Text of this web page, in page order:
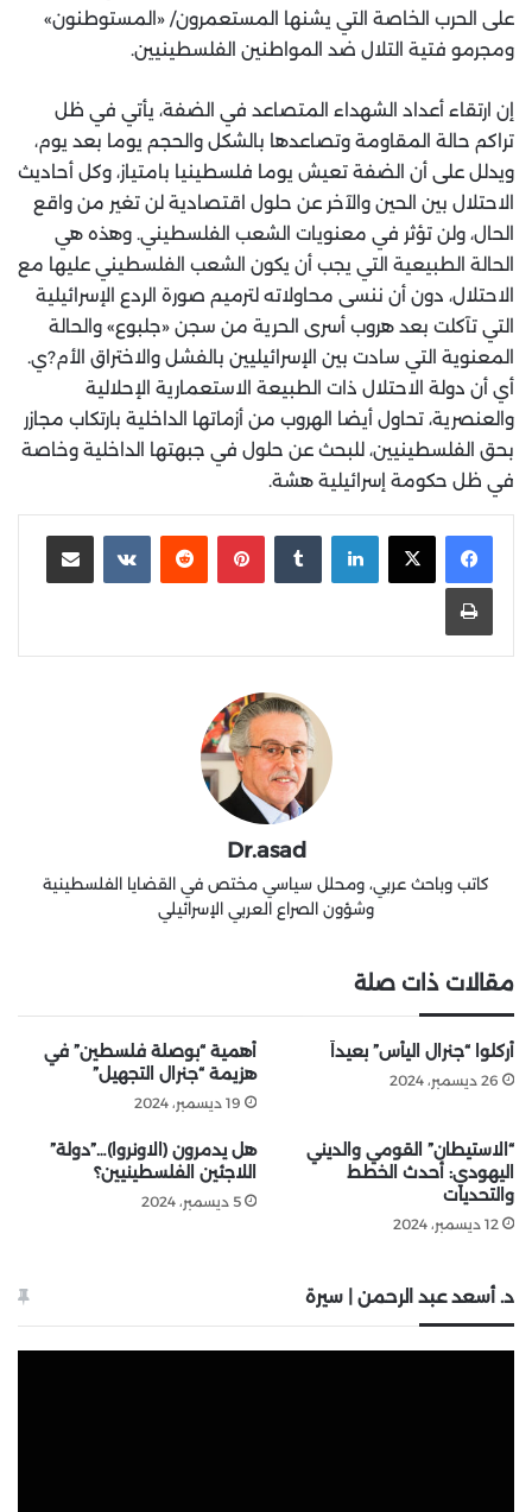
على الحرب الخاصة التي يشنها المستعمرون/ «المستوطنون»
ومجرمو فتية التلال ضد المواطنين الفلسطينيين.
إن ارتقاء أعداد الشهداء المتصاعد في الضفة، يأتي في ظل
تراكم حالة المقاومة وتصاعدها بالشكل والحجم يوما بعد يوم،
ويدلل على أن الضفة تعيش يوما فلسطينيا بامتياز، وكل أحاديث
الاحتلال بين الحين والآخر عن حلول اقتصادية لن تغير من واقع
الحال، ولن تؤثر في معنويات الشعب الفلسطيني. وهذه هي
الحالة الطبيعية التي يجب أن يكون الشعب الفلسطيني عليها مع
الاحتلال، دون أن ننسى محاولاته لترميم صورة الردع الإسرائيلية
التي تآكلت بعد هروب أسرى الحرية من سجن «جلبوع» والحالة
المعنوية التي سادت بين الإسرائيليين بالفشل والاختراق الأم?ي.
أي أن دولة الاحتلال ذات الطبيعة الاستعمارية الإحلالية
والعنصرية، تحاول أيضا الهروب من أزماتها الداخلية بارتكاب مجازر
بحق الفلسطينيين، للبحث عن حلول في جبهتها الداخلية وخاصة
في ظل حكومة إسرائيلية هشة.
لينكدإن بينتيريست
Dr.asad
كاتب وباحث عربي، ومحلل سياسي مختص في القضايا الفلسطينية
وشؤون الصراع العربي الإسرائيلي
مقالات ذات صلة
أُركلوا “جنرال اليأس” بعيداً
26 ديسمبر، 2024
أهمية “بوصلة فلسطين” في
هزيمة “جنرال التجهيل”
19 ديسمبر، 2024
“الاستيطان” القومي والديني
اليهودي: أحدث الخطط
والتحديات
12 ديسمبر، 2024
هل يدمرون (الاونروا)…”دولة”
اللاجئين الفلسطينيين؟
5 ديسمبر، 2024
د. أسعد عبد الرحمن | سيرة